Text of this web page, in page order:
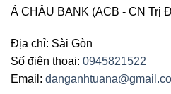
Á CHÂU BANK (ACB - CN Trị
Địa chỉ: Sài Gòn
Số điện thoại: 0945821522
Email: